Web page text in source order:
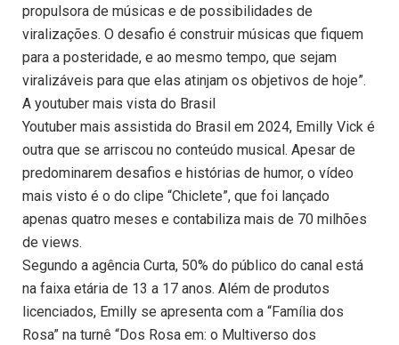
propulsora de músicas e de possibilidades de
viralizações. O desafio é construir músicas que fiquem
para a posteridade, e ao mesmo tempo, que sejam
viralizáveis para que elas atinjam os objetivos de hoje”.
A youtuber mais vista do Brasil
Youtuber mais assistida do Brasil em 2024, Emilly Vick é
outra que se arriscou no conteúdo musical. Apesar de
predominarem desafios e histórias de humor, o vídeo
mais visto é o do clipe “Chiclete”, que foi lançado
apenas quatro meses e contabiliza mais de 70 milhões
de views.
Segundo a agência Curta, 50% do público do canal está
na faixa etária de 13 a 17 anos. Além de produtos
licenciados, Emilly se apresenta com a “Família dos
Rosa” na turnê “Dos Rosa em: o Multiverso dos